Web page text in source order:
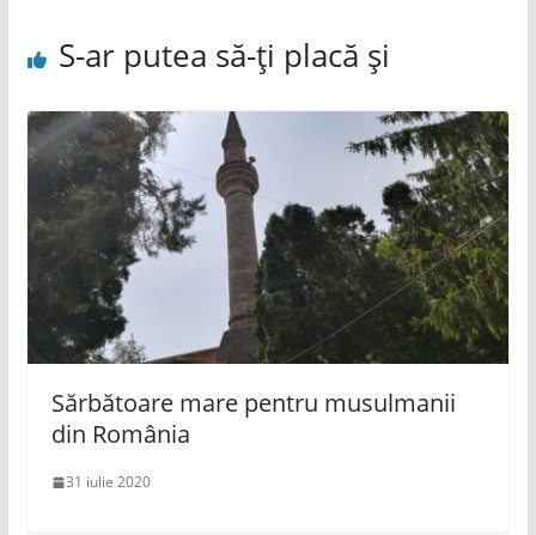
S-ar putea să-ți placă și
Sărbătoare mare pentru musulmanii
din România
31 iulie 2020